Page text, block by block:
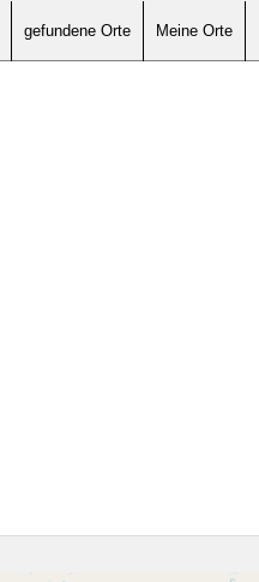
gefundene Orte Meine Orte